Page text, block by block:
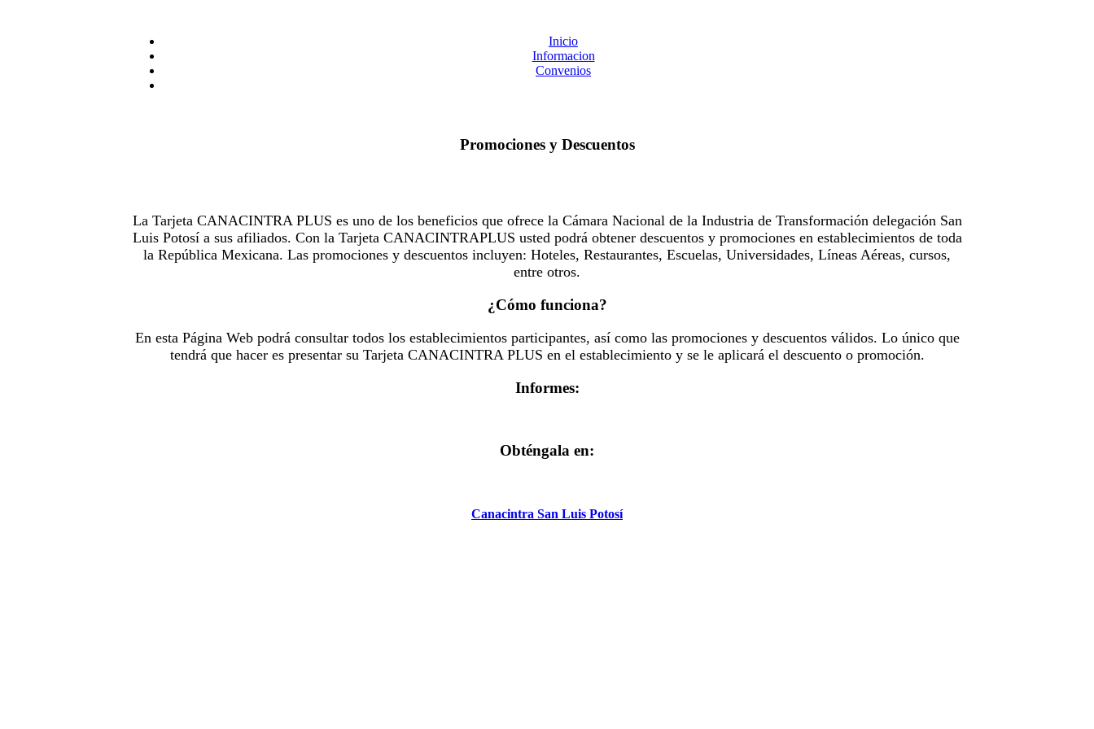
Inicio
Informacion
Convenios
Promociones y Descuentos
La Tarjeta CANACINTRA PLUS es uno de los beneficios que ofrece la Cámara Nacional de la Industria de Transformación delegación San
Luis Potosí a sus afiliados. Con la Tarjeta CANACINTRAPLUS usted podrá obtener descuentos y promociones en establecimientos de toda
la República Mexicana. Las promociones y descuentos incluyen: Hoteles, Restaurantes, Escuelas, Universidades, Líneas Aéreas, cursos,
entre otros.
¿Cómo funciona?
En esta Página Web podrá consultar todos los establecimientos participantes, así como las promociones y descuentos válidos. Lo único que
tendrá que hacer es presentar su Tarjeta CANACINTRA PLUS en el establecimiento y se le aplicará el descuento o promoción.
Informes:
Obténgala en:
Canacintra San Luis Potosí